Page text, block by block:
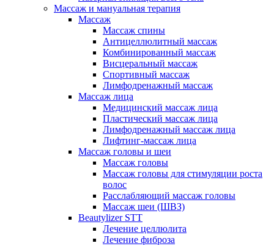
Массаж и мануальная терапия
Массаж
Массаж спины
Антицеллюлитный массаж
Комбинированный массаж
Висцеральный массаж
Спортивный массаж
Лимфодренажный массаж
Массаж лица
Медицинский массаж лица
Пластический массаж лица
Лимфодренажный массаж лица
Лифтинг-массаж лица
Массаж головы и шеи
Массаж головы
Массаж головы для стимуляции роста
волос
Расслабляющий массаж головы
Массаж шеи (ШВЗ)
Beautylizer STT
Лечение целлюлита
Лечение фиброза